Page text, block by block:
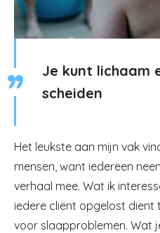
Je kunt lichaam
scheiden
Het leukste aan mijn vak
mensen, want iedereen
verhaal mee. Wat ik
iedere cliënt opgelost dient
voor slaapproblemen. Wat